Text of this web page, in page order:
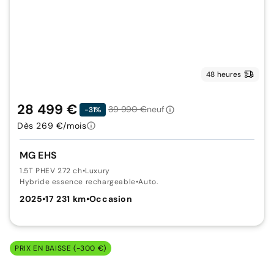
48 heures
MG EHS
1.5T PHEV 272 ch•Luxury
Hybride essence rechargeable•Auto.
2025•17 231 km•Occasion
28 499 € -31% 39 990 €neuf
Dès 269 €/mois
PRIX EN BAISSE (-300 €)